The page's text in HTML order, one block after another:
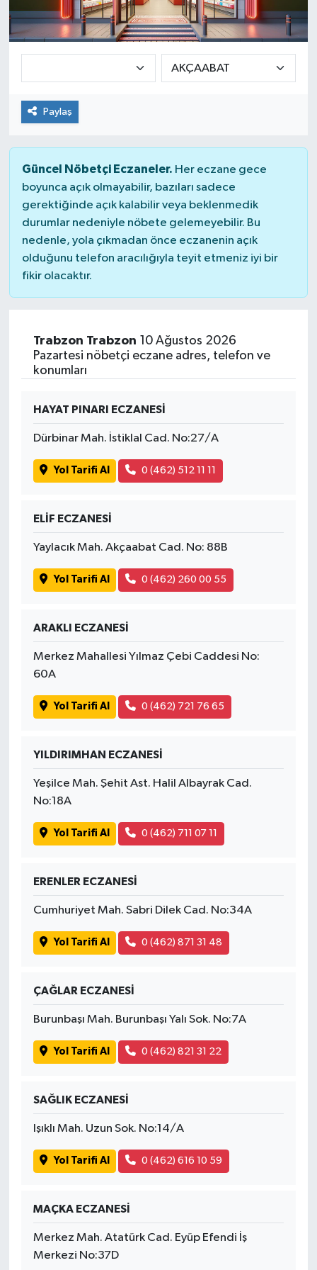
Paylaş
Güncel Nöbetçi Eczaneler. Her eczane gece
boyunca açık olmayabilir, bazıları sadece
gerektiğinde açık kalabilir veya beklenmedik
durumlar nedeniyle nöbete gelemeyebilir. Bu
nedenle, yola çıkmadan önce eczanenin açık
olduğunu telefon aracılığıyla teyit etmeniz iyi bir
fikir olacaktır.
Trabzon Trabzon 10 Ağustos 2026
Pazartesi nöbetçi eczane adres, telefon ve
konumları
HAYAT PINARI ECZANESİ
Dürbinar Mah. İstiklal Cad. No:27/A
Yol Tarifi Al 0 (462) 512 11 11
ELİF ECZANESİ
Yaylacık Mah. Akçaabat Cad. No: 88B
Yol Tarifi Al 0 (462) 260 00 55
ARAKLI ECZANESİ
Merkez Mahallesi Yılmaz Çebi Caddesi No:
60A
Yol Tarifi Al 0 (462) 721 76 65
YILDIRIMHAN ECZANESİ
Yeşilce Mah. Şehit Ast. Halil Albayrak Cad.
No:18A
Yol Tarifi Al 0 (462) 711 07 11
ERENLER ECZANESİ
Cumhuriyet Mah. Sabri Dilek Cad. No:34A
Yol Tarifi Al 0 (462) 871 31 48
ÇAĞLAR ECZANESİ
Burunbaşı Mah. Burunbaşı Yalı Sok. No:7A
Yol Tarifi Al 0 (462) 821 31 22
SAĞLIK ECZANESİ
Işıklı Mah. Uzun Sok. No:14/A
Yol Tarifi Al 0 (462) 616 10 59
MAÇKA ECZANESİ
Merkez Mah. Atatürk Cad. Eyüp Efendi İş
Merkezi No:37D